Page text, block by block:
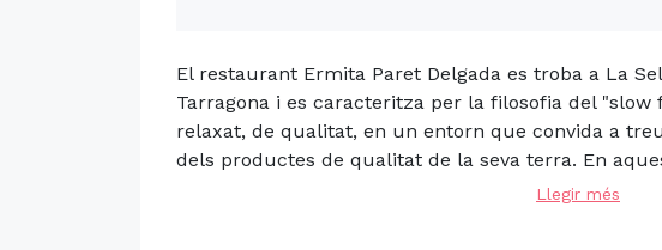
El restaurant Ermita Paret Delgada es troba a La
Tarragona i es caracteritza per la filosofia del "slow
relaxat, de qualitat, en un entorn que convida a
dels productes de qualitat de la seva terra. En
Llegir més